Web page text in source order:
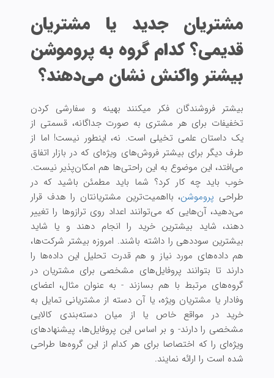
مشتریان جدید یا مشتریان
قدیمی؟ کدام گروه به پروموشن
بیشتر واکنش نشان می‌دهند؟
بیشتر فروشندگان فکر میکنند بهینه و سفارشی کردن
تخفیفات برای هر مشتری به صورت جداگانه، قسمتی از
یک داستان علمی تخیلی است. نه، اینطور نیست! اما از
طرف دیگر برای بیشتر فروش‌‌های ویژه‌ای که در بازار اتفاق
می‌افتد، این موضوع به این راحتی‌ها هم امکان‌پذیر نیست.
خوب باید چه کار کرد؟ شما باید مطمئن باشید که در
طراحی پروموشن، بااهمیت‌ترین مشتریانتان را هدف قرار
می‌دهید، آن‌هایی که می‌توانند اعداد روی ترازوها را تغییر
دهند، شاید بیشترین خرید را انجام دهند و یا شاید
بیشترین سود‌دهی را داشته باشند. امروزه بیشتر شرکت‌ها،
هم داده‌های مورد نیاز و هم قدرت تحلیل این داده‌ها را
دارند تا بتوانند پروفایل‌های مشخصی برای مشتریان در
گروه‌های مرتبط با هم بسازند - به عنوان مثال، اعضای
وفادار یا مشتریان ویژه، یا آن دسته از مشتریانی تمایل به
خرید در مواقع خاص یا از میان دسته‌بندی کالایی
مشخصی را دارند- و بر اساس این پروفایل‌ها، پیشنهادهای
ویژه‌ای را که اختصاصا برای هر کدام از این گروه‌ها طراحی
شده است را ارائه نمایند.